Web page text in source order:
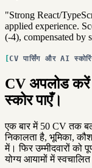
"Strong React/
applied experience.
(-4), compensated by
CV पार्सिंग और AI
CV अपलोड
स्कोर पाएँ।
एक बार में 50 CV तक
निकालता है, भूमिका,
में। फिर उम्मीदवारों को
योग्य आयामों में